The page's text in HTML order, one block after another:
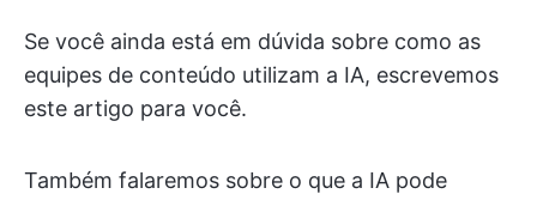
Se você ainda está em dúvida sobre como as
equipes de conteúdo utilizam a IA, escrevemos
este artigo para você.
Também falaremos sobre o que a IA pode